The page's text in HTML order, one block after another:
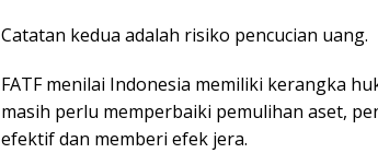
Catatan kedua adalah risiko pencucian uang.
FATF menilai Indonesia memiliki kerangka
masih perlu memperbaiki pemulihan aset,
efektif dan memberi efek jera.